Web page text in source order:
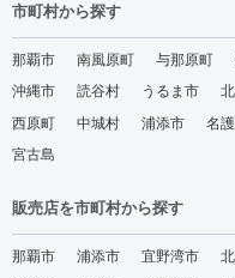
市町村から探す
那覇市 南風原町 与那原町
沖縄市
読谷村 うるま市
西原町
中城村 浦添市 名
宮古島
販売店を市町村から探す
那覇市 浦添市 宜野湾市